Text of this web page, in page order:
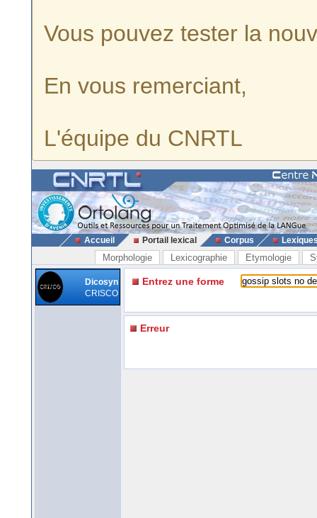
Vous pouvez tester la
En vous remerciant,
L'équipe du CNRTL
Accueil Portail lexical Corpus
Morphologie Lexicographie Etymologie
Dicosyn
CRISCO
Entrez une forme
Erreur